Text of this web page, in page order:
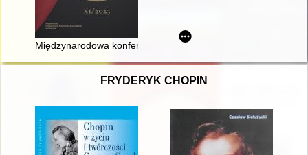
Międzynarodowa konferencja naukowa "Doświadczenie
FRYDERYK CHOPIN